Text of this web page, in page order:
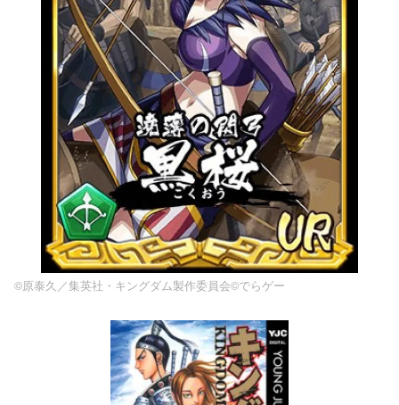
©原泰久／集英社・キングダム製作委員会©でらゲー